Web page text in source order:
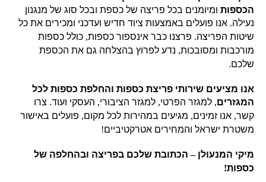
הכספות ומיומנים בכל פריצה של כספת ובכל סוג של מנגנון
נעילה. אנו פועלים באמצעות ציוד חדיש ועדכני ומכירים את כל
שיטות הפריצה. פרצנו כבר אינספור כספות, כולל כספות
מורכבות ומסובכות, נדע לפרוץ בהצלחה גם את הכספת
שלכם.
אנו מציעים שירותי פריצת כספות והחלפת כספות לכל
המגזרים, למגזר הפרטי, למגזר הציבורי, העסקי ועוד. צרו
קשר, אנו זמינים, מגיעים במהירות לכל מקום, פועלים באישור
משטרת ישראל והמחירים אטרקטיביים!
מיקי המנעולן– הכתובת שלכם בפריצה ובהחלפה של
כספות!